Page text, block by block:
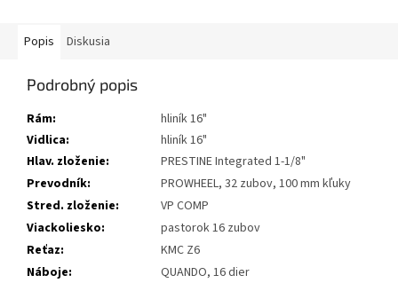
Popis Diskusia
Podrobný popis
Rám:
hliník 16"
Vidlica:
hliník 16"
Hlav. zloženie:
PRESTINE Integrated 1-1/8"
Prevodník:
PROWHEEL, 32 zubov, 100 mm kľuky
Stred. zloženie:
VP COMP
Viackoliesko:
pastorok 16 zubov
Reťaz:
KMC Z6
Náboje:
QUANDO, 16 dier